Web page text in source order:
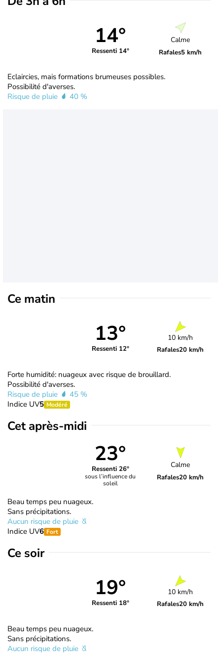
14°
Ressenti 14°
Calme
Rafales5 km/h
Eclaircies, mais formations brumeuses possibles.
Possibilité d'averses.
Risque de pluie
40 %
Ce matin
13°
Ressenti 12°
10 km/h
Rafales20 km/h
Forte humidité: nuageux avec risque de brouillard.
Possibilité d'averses.
Risque de pluie
45 %
Indice UV5 Modéré
Cet après-midi
23°
Ressenti 26°
sous l’influence du
soleil
Calme
Rafales20 km/h
Beau temps peu nuageux.
Sans précipitations.
Aucun risque de pluie
Indice UV6 Fort
Ce soir
19°
Ressenti 18°
10 km/h
Rafales20 km/h
Beau temps peu nuageux.
Sans précipitations.
Aucun risque de pluie